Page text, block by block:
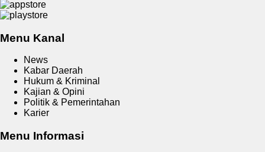
Menu Kanal
News
Kabar Daerah
Hukum & Kriminal
Kajian & Opini
Politik & Pemerintahan
Karier
Menu Informasi